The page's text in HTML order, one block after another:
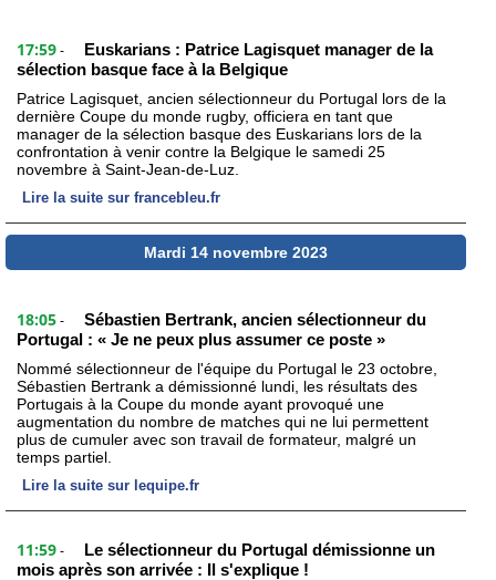
17:59 -
Euskarians : Patrice Lagisquet manager de la
sélection basque face à la Belgique
Patrice Lagisquet, ancien sélectionneur du Portugal lors de la
dernière Coupe du monde rugby, officiera en tant que
manager de la sélection basque des Euskarians lors de la
confrontation à venir contre la Belgique le samedi 25
novembre à Saint-Jean-de-Luz.
Lire la suite sur francebleu.fr
Mardi 14 novembre 2023
18:05 -
Sébastien Bertrank, ancien sélectionneur du
Portugal : « Je ne peux plus assumer ce poste »
Nommé sélectionneur de l'équipe du Portugal le 23 octobre,
Sébastien Bertrank a démissionné lundi, les résultats des
Portugais à la Coupe du monde ayant provoqué une
augmentation du nombre de matches qui ne lui permettent
plus de cumuler avec son travail de formateur, malgré un
temps partiel.
Lire la suite sur lequipe.fr
11:59 -
Le sélectionneur du Portugal démissionne un
mois après son arrivée : Il s'explique !